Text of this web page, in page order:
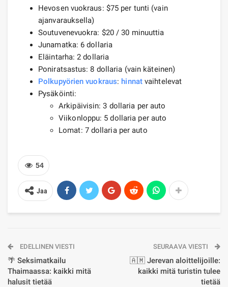
Hevosen vuokraus: $75 per tunti (vain
ajanvarauksella)
Soutuvenevuokra: $20 / 30 minuuttia
Junamatka: 6 dollaria
Eläintarha: 2 dollaria
Poniratsastus: 8 dollaria (vain käteinen)
Polkupyörien vuokraus: hinnatvaihtelevat
Pysäköinti:
Arkipäivisin: 3 dollaria per auto
Viikonloppu: 5 dollaria per auto
Lomat: 7 dollaria per auto
54
Jaa
EDELLINEN VIESTI
🌴 Seksimatkailu
Thaimaassa: kaikki mitä
halusit tietää
SEURAAVA VIESTI
🇦🇲 Jerevan aloittelijoille:
kaikki mitä turistin tulee
tietää